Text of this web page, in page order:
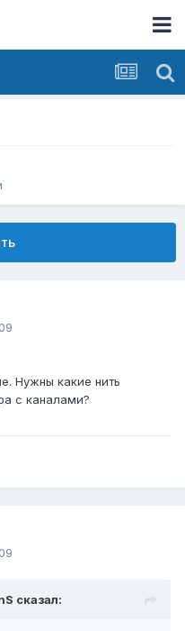
Нужны какие нить
с каналами?
сказал: